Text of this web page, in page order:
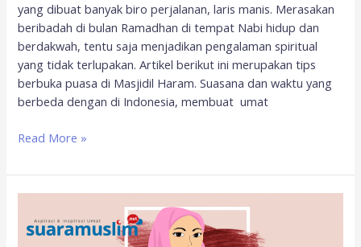
yang dibuat banyak biro perjalanan, laris manis. Merasakan
beribadah di bulan Ramadhan di tempat Nabi hidup dan
berdakwah, tentu saja menjadikan pengalaman spiritual
yang tidak terlupakan. Artikel berikut ini merupakan tips
berbuka puasa di Masjidil Haram. Suasana dan waktu yang
berbeda dengan di Indonesia, membuat umat
Read More »
Puasa
untuk